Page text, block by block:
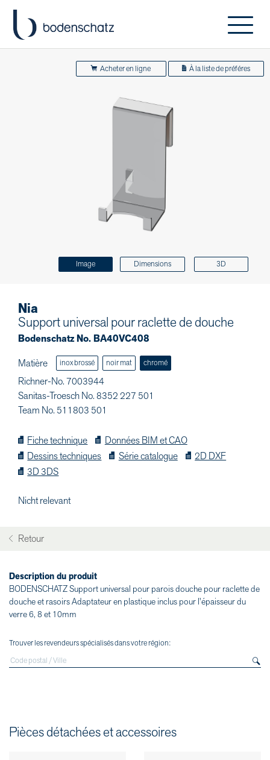
Image Dimensions 3D
Acheter en ligne À la liste de préféres
Nia
Support universal pour raclette de douche
Bodenschatz No. BA40VC408
Matière
inox brossé noir mat chromé
Richner-No. 7003944
Sanitas-Troesch No. 8352 227 501
Team No. 511803 501
Fiche technique
Données BIM et CAO
Dessins techniques
Série catalogue
2D DXF
3D 3DS
Nicht relevant
Retour
Description du produit
BODENSCHATZ Support universal pour parois douche pour raclette de
douche et rasoirs Adaptateur en plastique inclus pour l'épaisseur du
verre 6, 8 et 10mm
Trouver les revendeurs spécialisés dans votre région:
Pièces détachées et accessoires